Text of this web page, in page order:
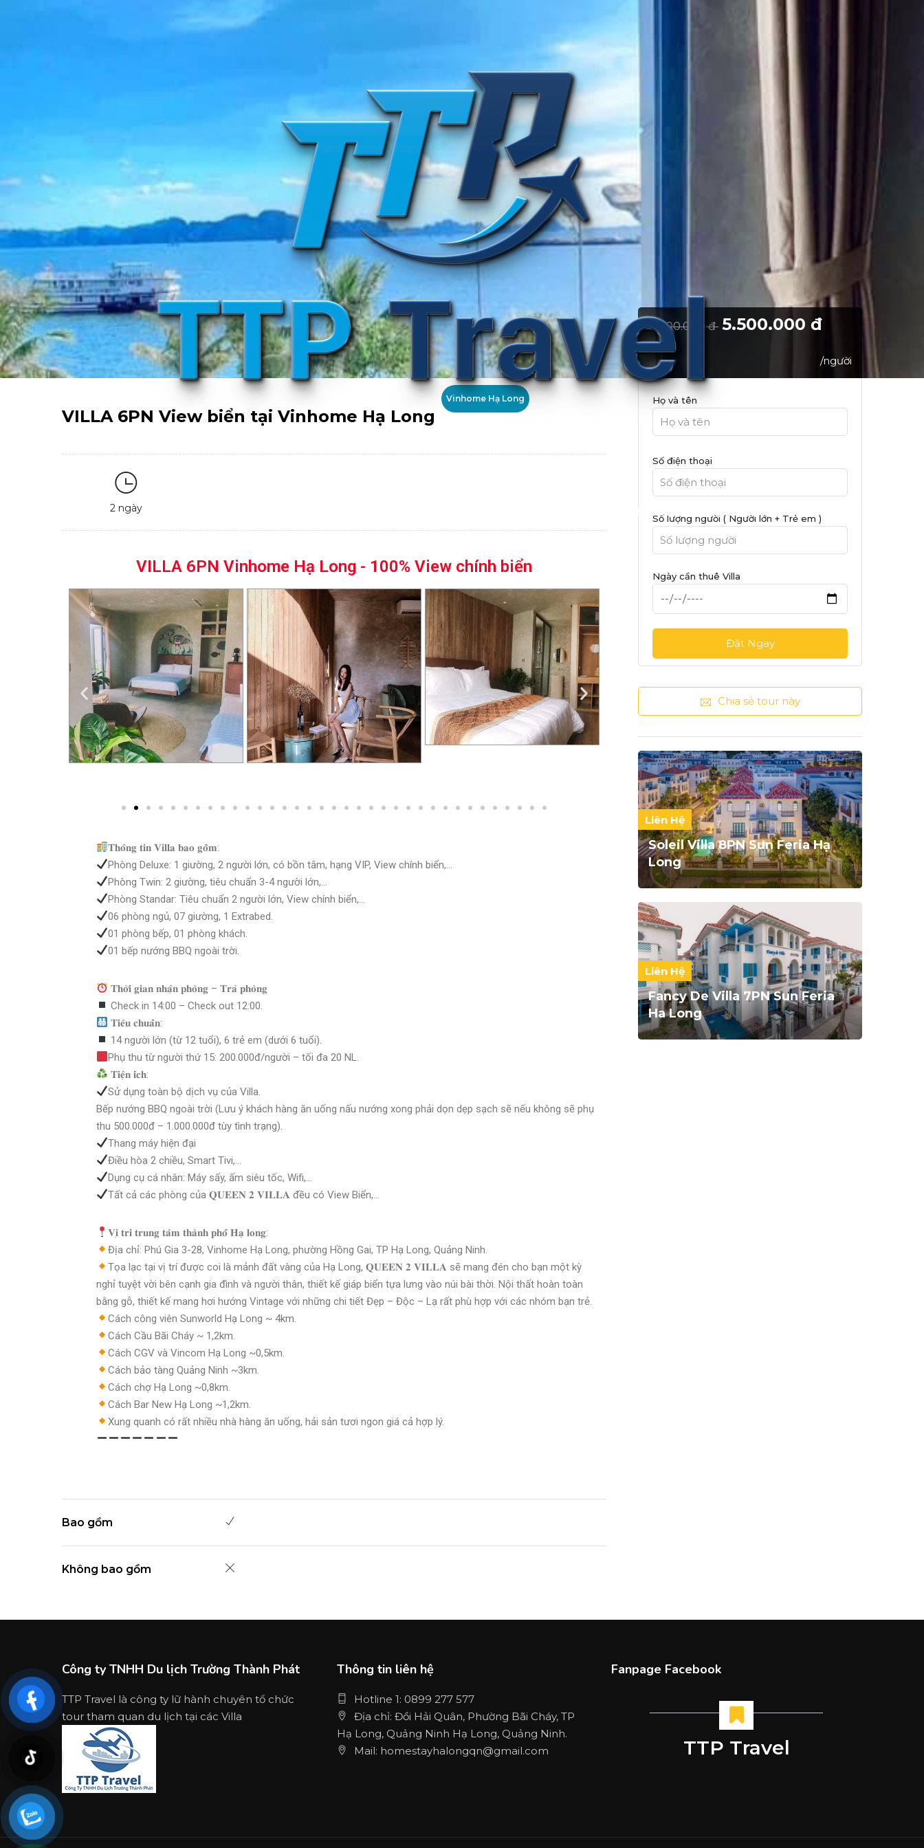
Yoko Onsen Quang Hanh Kinh Nghiệm Du Lịch Liên Hệ
8.000.000 đ 5.500.000 đ
/người
Họ và tên
Số điện thoại
Số lượng người ( Người lớn + Trẻ em )
Ngày cần thuê Villa
Chia sẻ tour này
Liên Hệ
Soleil Villa 8PN Sun Feria Hạ
Long
Liên Hệ
Fancy De Villa 7PN Sun Feria
Ha Long
VILLA 6PN View biển tại Vinhome Hạ Long
Vinhome Hạ Long
2 ngày
VILLA 6PN Vinhome Hạ Long - 100% View chính biển
𝐓𝐡𝐨̂𝐧𝐠 𝐭𝐢𝐧 𝐕𝐢𝐥𝐥𝐚 𝐛𝐚𝐨 𝐠𝐨̂̀𝐦:
Phòng Deluxe: 1 giường, 2 người lớn, có bồn tắm, hạng VIP, View chính biển,…
Phòng Twin: 2 giường, tiêu chuẩn 3-4 người lớn,…
Phòng Standar: Tiêu chuẩn 2 người lớn, View chính biển,…
06 phòng ngủ, 07 giường, 1 Extrabed.
01 phòng bếp, 01 phòng khách.
01 bếp nướng BBQ ngoài trời.
𝐓𝐡𝐨̛̀𝐢 𝐠𝐢𝐚𝐧 𝐧𝐡𝐚̣̂𝐧 𝐩𝐡𝐨̀𝐧𝐠 – 𝐓𝐫𝐚̉ 𝐩𝐡𝐨̀𝐧𝐠
Check in 14:00 – Check out 12:00.
𝐓𝐢𝐞̂𝐮 𝐜𝐡𝐮𝐚̂̉𝐧:
14 người lớn (từ 12 tuổi), 6 trẻ em (dưới 6 tuổi).
Phụ thu từ người thứ 15: 200.000đ/người – tối đa 20 NL.
𝐓𝐢𝐞̣̂𝐧 𝐢́𝐜𝐡:
Sử dụng toàn bộ dịch vụ của Villa.
Bếp nướng BBQ ngoài trời (Lưu ý khách hàng ăn uống nấu nướng xong phải dọn dẹp sạch sẽ nếu không sẽ phụ
thu 500.000đ – 1.000.000đ tùy tình trạng).
Thang máy hiện đại
Điều hòa 2 chiều, Smart Tivi,…
Dụng cụ cá nhân: Máy sấy, ấm siêu tốc, Wifi,…
Tất cả các phòng của 𝐐𝐔𝐄𝐄𝐍 𝟐 𝐕𝐈𝐋𝐋𝐀 đều có View Biển,…
𝐕𝐢̣ 𝐭𝐫𝐢́ 𝐭𝐫𝐮𝐧𝐠 𝐭𝐚̂𝐦 𝐭𝐡𝐚̀𝐧𝐡 𝐩𝐡𝐨̂́ 𝐇𝐚̣ 𝐥𝐨𝐧𝐠:
Địa chỉ: Phú Gia 3-28, Vinhome Hạ Long, phường Hồng Gai, TP Hạ Long, Quảng Ninh.
Tọa lạc tại vị trí được coi là mảnh đất vàng của Hạ Long, 𝐐𝐔𝐄𝐄𝐍 𝟐 𝐕𝐈𝐋𝐋𝐀 sẽ mang đén cho bạn một kỳ
nghỉ tuyệt vời bên cạnh gia đình và người thân, thiết kế giáp biển tựa lưng vào núi bài thời. Nội thất hoàn toàn
bằng gỗ, thiết kế mang hơi hướng Vintage với những chi tiết Đẹp – Độc – Lạ rất phù hợp với các nhóm bạn trẻ.
Cách công viên Sunworld Hạ Long ~ 4km.
Cách Cầu Bãi Cháy ~ 1,2km.
Cách CGV và Vincom Hạ Long ~0,5km.
Cách bảo tàng Quảng Ninh ~3km.
Cách chợ Hạ Long ~0,8km.
Cách Bar New Hạ Long ~1,2km.
Xung quanh có rất nhiều nhà hàng ăn uống, hải sản tươi ngon giá cả hợp lý.
Bao gồm
Không bao gồm
Công ty TNHH Du lịch Trường Thành Phát
TTP Travel là công ty lữ hành chuyên tổ chức
tour tham quan du lịch tại các Villa
Thông tin liên hệ
Hotline 1: 0899 277 577
Địa chỉ: Đồi Hải Quân, Phường Bãi Cháy, TP
Hạ Long, Quảng Ninh Hạ Long, Quảng Ninh.
Mail: homestayhalongqn@gmail.com
Fanpage Facebook
TTP Travel